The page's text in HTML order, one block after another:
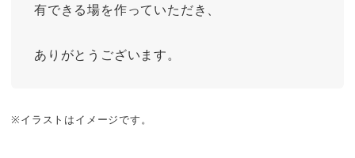
有できる場を作っていただき、
ありがとうございます。
※イラストはイメージです。